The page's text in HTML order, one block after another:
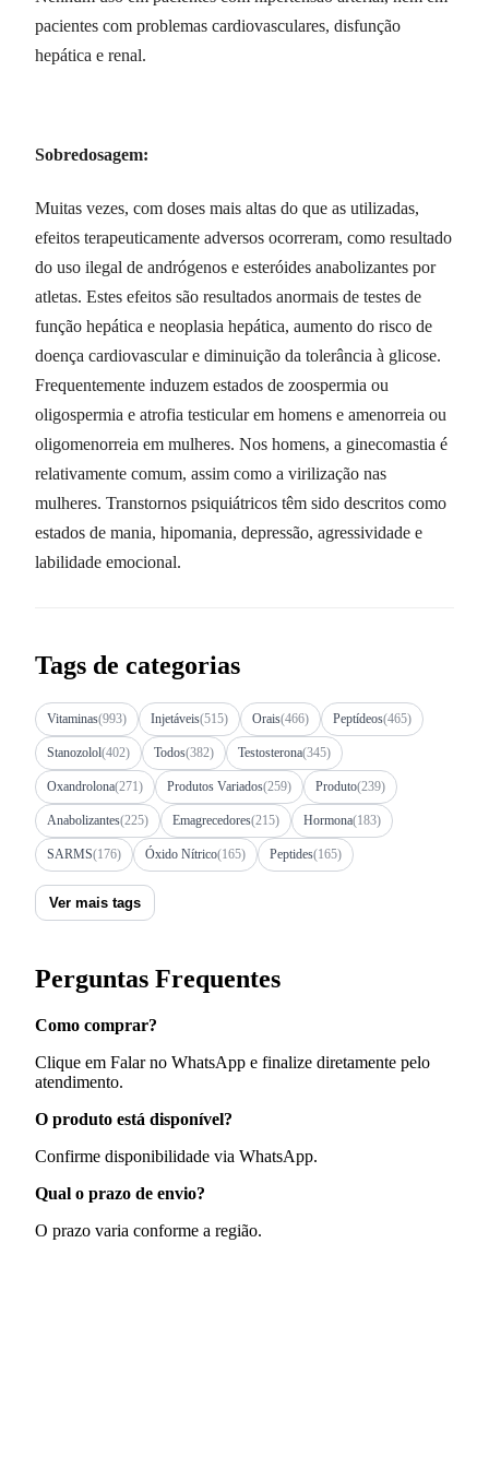
pacientes com problemas cardiovasculares, disfunção
hepática e renal.
Sobredosagem:
Muitas vezes, com doses mais altas do que as utilizadas,
efeitos terapeuticamente adversos ocorreram, como resultado
do uso ilegal de andrógenos e esteróides anabolizantes por
atletas. Estes efeitos são resultados anormais de testes de
função hepática e neoplasia hepática, aumento do risco de
doença cardiovascular e diminuição da tolerância à glicose.
Frequentemente induzem estados de zoospermia ou
oligospermia e atrofia testicular em homens e amenorreia ou
oligomenorreia em mulheres. Nos homens, a ginecomastia é
relativamente comum, assim como a virilização nas
mulheres. Transtornos psiquiátricos têm sido descritos como
estados de mania, hipomania, depressão, agressividade e
labilidade emocional.
Tags de categorias
Vitaminas(993) Injetáveis(515) Orais(466) Peptídeos(465)
Stanozolol(402) Todos(382) Testosterona(345)
Oxandrolona(271) Produtos Variados(259) Produto(239)
Anabolizantes(225) Emagrecedores(215) Hormona(183)
SARMS(176) Óxido Nítrico(165) Peptides(165)
Ver mais tags
Perguntas Frequentes
Como comprar?
Clique em Falar no WhatsApp e finalize diretamente pelo
atendimento.
O produto está disponível?
Confirme disponibilidade via WhatsApp.
Qual o prazo de envio?
O prazo varia conforme a região.